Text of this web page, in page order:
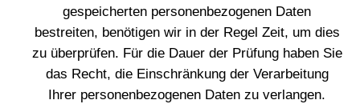
gespeicherten personenbezogenen Daten
bestreiten, benötigen wir in der Regel Zeit, um dies
zu überprüfen. Für die Dauer der Prüfung haben Sie
das Recht, die Einschränkung der Verarbeitung
Ihrer personenbezogenen Daten zu verlangen.